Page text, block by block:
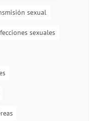
sexual
sexuales